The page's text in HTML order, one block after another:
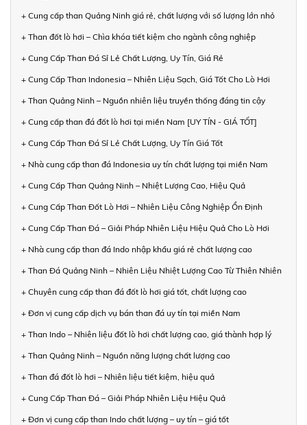
+ Cung cấp than Quảng Ninh giá rẻ, chất lượng với số lượng lớn nhỏ
+ Than đốt lò hơi – Chìa khóa tiết kiệm cho ngành công nghiệp
+ Cung Cấp Than Đá Sỉ Lẻ Chất Lượng, Uy Tín, Giá Rẻ
+ Cung Cấp Than Indonesia – Nhiên Liệu Sạch, Giá Tốt Cho Lò Hơi
+ Than Quảng Ninh – Nguồn nhiên liệu truyền thống đáng tin cậy
+ Cung cấp than đá đốt lò hơi tại miền Nam [UY TÍN - GIÁ TỐT]
+ Cung Cấp Than Đá Sỉ Lẻ Chất Lượng, Uy Tín Giá Tốt
+ Nhà cung cấp than đá Indonesia uy tín chất lượng tại miền Nam
+ Cung Cấp Than Quảng Ninh – Nhiệt Lượng Cao, Hiệu Quả
+ Cung Cấp Than Đốt Lò Hơi – Nhiên Liệu Công Nghiệp Ổn Định
+ Cung Cấp Than Đá – Giải Pháp Nhiên Liệu Hiệu Quả Cho Lò Hơi
+ Nhà cung cấp than đá Indo nhập khẩu giá rẻ chất lượng cao
+ Than Đá Quảng Ninh – Nhiên Liệu Nhiệt Lượng Cao Từ Thiên Nhiên
+ Chuyên cung cấp than đá đốt lò hơi giá tốt, chất lượng cao
+ Đơn vị cung cấp dịch vụ bán than đá uy tín tại miền Nam
+ Than Indo – Nhiên liệu đốt lò hơi chất lượng cao, giá thành hợp lý
+ Than Quảng Ninh – Nguồn năng lượng chất lượng cao
+ Than đá đốt lò hơi – Nhiên liệu tiết kiệm, hiệu quả
+ Cung Cấp Than Đá – Giải Pháp Nhiên Liệu Hiệu Quả
+ Đơn vị cung cấp than Indo chất lượng – uy tín – giá tốt